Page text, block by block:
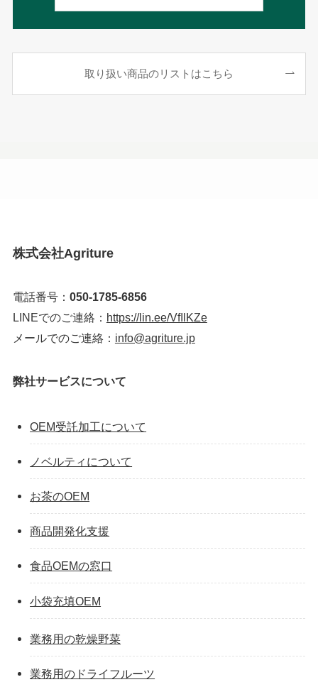
取り扱い商品のリストはこちら
株式会社Agriture
電話番号： 050-1785-6856
LINEでのご連絡： https://lin.ee/VfIlKZe
メールでのご連絡： info@agriture.jp
弊社サービスについて
OEM受託加工について
ノベルティについて
お茶のOEM
商品開発化支援
食品OEMの窓口
小袋充填OEM
業務用の乾燥野菜
業務用のドライフルーツ